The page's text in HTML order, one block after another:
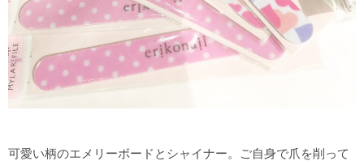
可愛い柄のエメリーボードとシャイナー。ご自身で爪を削って